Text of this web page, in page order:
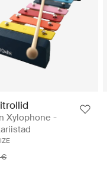
Xylophone -
€